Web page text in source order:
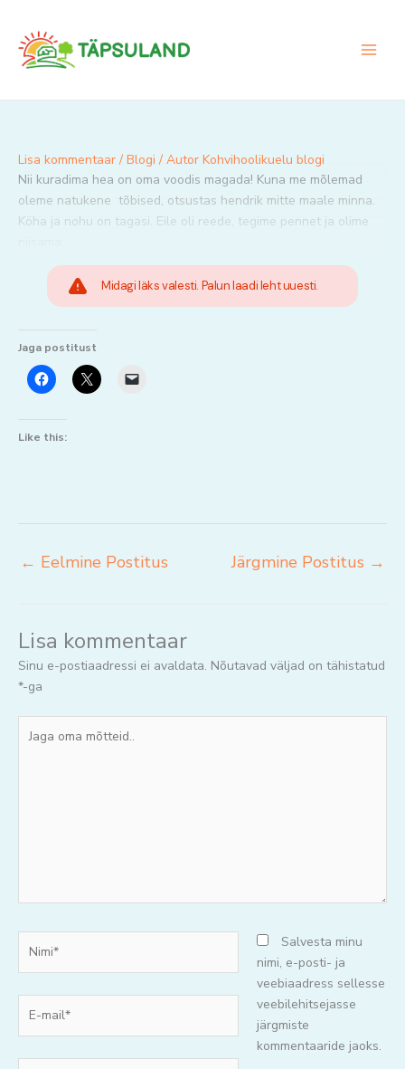
content
Lisa kommentaar / Blogi / Autor Kohvihoolikuelu blogi
Nii kuradima hea on oma voodis magada! Kuna me mõlemad
oleme natukene tõbised, otsustas hendrik mitte maale minna.
Köha ja nohu on tagasi. Eile oli reede, tegime pennet ja olime
Midagi läks valesti. Palun laadi leht uuesti.
Jaga postitust
Like this:
← Eelmine Postitus Järgmine Postitus →
Lisa kommentaar
Sinu e-postiaadressi ei avaldata. Nõutavad väljad on tähistatud
*-ga
oma
mail*
Salvesta minu
nimi, e-posti- ja
veebiaadress sellesse
veebilehitsejasse
järgmiste
kommentaaride jaoks.